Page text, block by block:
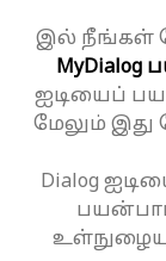
இல் நீங்கள்
MyDialog
ஐடியைப்
மேலும் இது
Dialog
உள்நுழைய